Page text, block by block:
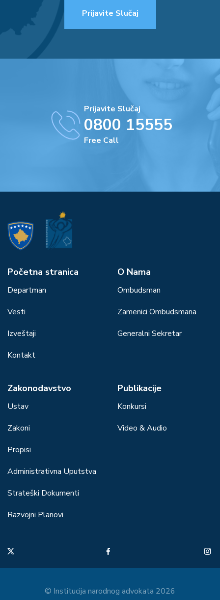
Prijavite Slučaj
Prijavite Slučaj
0800 15555
Free Call
Početna stranica
Departman
Vesti
Izveštaji
Kontakt
О Nama
Ombudsman
Zamenici Ombudsmana
Generalni Sekretar
Zakonodavstvo
Ustav
Zakoni
Propisi
Administrativna Uputstva
Strateški Dokumenti
Razvojni Planovi
Publikacije
Konkursi
Video & Audio
© Institucija narodnog advokata 2026